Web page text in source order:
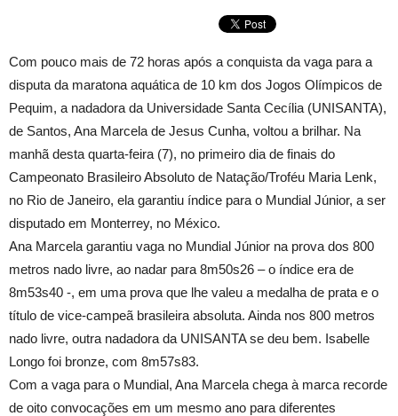
Com pouco mais de 72 horas após a conquista da vaga para a
disputa da maratona aquática de 10 km dos Jogos Olímpicos de
Pequim, a nadadora da Universidade Santa Cecília (UNISANTA),
de Santos, Ana Marcela de Jesus Cunha, voltou a brilhar. Na
manhã desta quarta-feira (7), no primeiro dia de finais do
Campeonato Brasileiro Absoluto de Natação/Troféu Maria Lenk,
no Rio de Janeiro, ela garantiu índice para o Mundial Júnior, a ser
disputado em Monterrey, no México.
Ana Marcela garantiu vaga no Mundial Júnior na prova dos 800
metros nado livre, ao nadar para 8m50s26 – o índice era de
8m53s40 -, em uma prova que lhe valeu a medalha de prata e o
título de vice-campeã brasileira absoluta. Ainda nos 800 metros
nado livre, outra nadadora da UNISANTA se deu bem. Isabelle
Longo foi bronze, com 8m57s83.
Com a vaga para o Mundial, Ana Marcela chega à marca recorde
de oito convocações em um mesmo ano para diferentes